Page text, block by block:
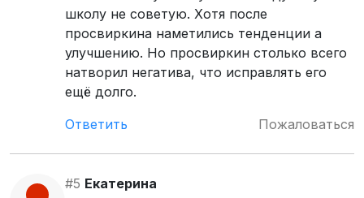
школу не советую. Хотя после
просвиркина наметились тенденции а
улучшению. Но просвиркин столько всего
натворил негатива, что исправлять его
ещё долго.
Ответить
Пожаловаться
#5 Екатерина